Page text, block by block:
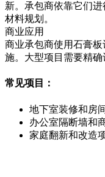
新。承包商依靠它们
材料规划。
商业应用
商业承包商使用石膏
施。大型项目需要精确
常见项目：
地下室装修和房
办公室隔断墙和
家庭翻新和改造